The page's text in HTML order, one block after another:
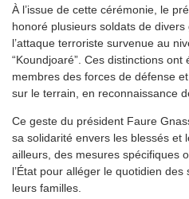
À l’issue de cette cérémonie, le
honoré plusieurs soldats de
l’attaque terroriste survenue au
“Koundjoaré”. Ces distinctions
membres des forces de défense
sur le terrain, en reconnaissance
Ce geste du président Faure
sa solidarité envers les blessés et
ailleurs, des mesures spécifiques
l’État pour alléger le quotidien
leurs familles.